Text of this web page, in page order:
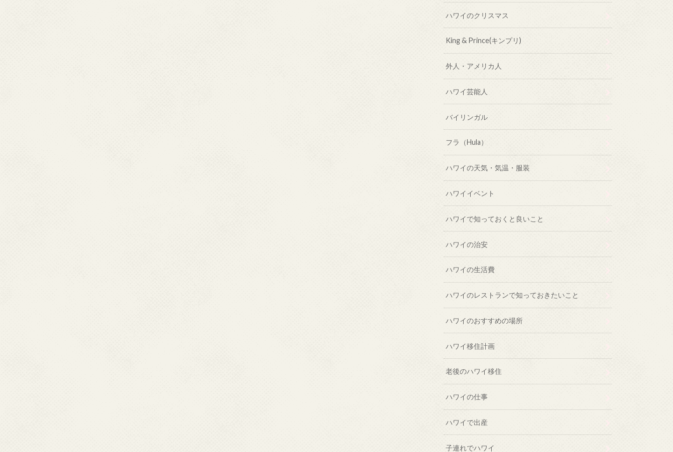
ハワイのクリスマス
King & Prince(キンプリ)
外人・アメリカ人
ハワイ芸能人
バイリンガル
フラ（Hula）
ハワイの天気・気温・服装
ハワイイベント
ハワイで知っておくと良いこと
ハワイの治安
ハワイの生活費
ハワイのレストランで知っておきたいこと
ハワイのおすすめの場所
ハワイ移住計画
老後のハワイ移住
ハワイの仕事
ハワイで出産
子連れでハワイ